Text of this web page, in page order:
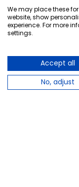
We may place these
website, show
experience. For more
settings.
Accept all
No, adjust